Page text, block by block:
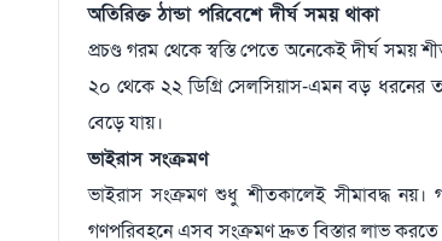
অতিরিক্ত ঠান্ডা পরিবেশে দীর্ঘ সময় থাকা
প্রচণ্ড গরম থেকে স্বস্তি পেতে অনেকেই দীর্ঘ সময়
২০ থেকে ২২ ডিগ্রি সেলসিয়াস-এমন বড় ধরনের
বেড়ে যায়।
ভাইরাস সংক্রমণ
ভাইরাস সংক্রমণ শুধু শীতকালেই সীমাবদ্ধ
গণপরিবহনে এসব সংক্রমণ দ্রুত বিস্তার লাভ করতে